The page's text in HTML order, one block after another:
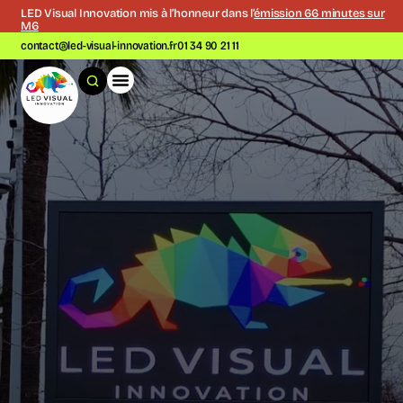
LED Visual Innovation mis à l’honneur dans l’émission 66 minutes sur
M6
contact@led-visual-innovation.fr01 34 90 21 11